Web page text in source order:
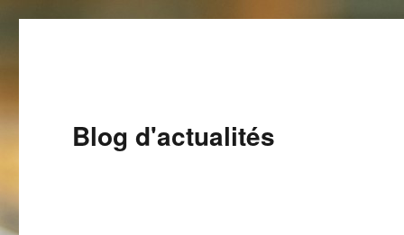
Blog d'actualités